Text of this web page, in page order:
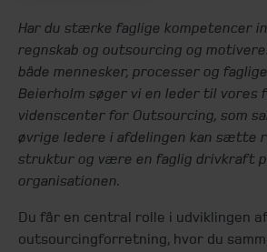
Har du stærke faglige kompetencer
regnskab og outsourcing og
både mennesker, processer og
Beierholm søger vi en leder til vores
videnscenter for Outsourcing, som
øvrige ledere i afdelingen kan sætte
struktur og være en faglig drivkraft
organisationen.
Du får en central rolle i udviklingen
outsourcingforretning, hvor du